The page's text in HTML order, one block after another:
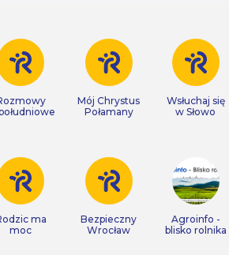
Mój Chrystus
Połamany
Wsłuchaj się
w Słowo
ma
moc
Bezpieczny
Wrocław
Agroinfo -
blisko rolnika